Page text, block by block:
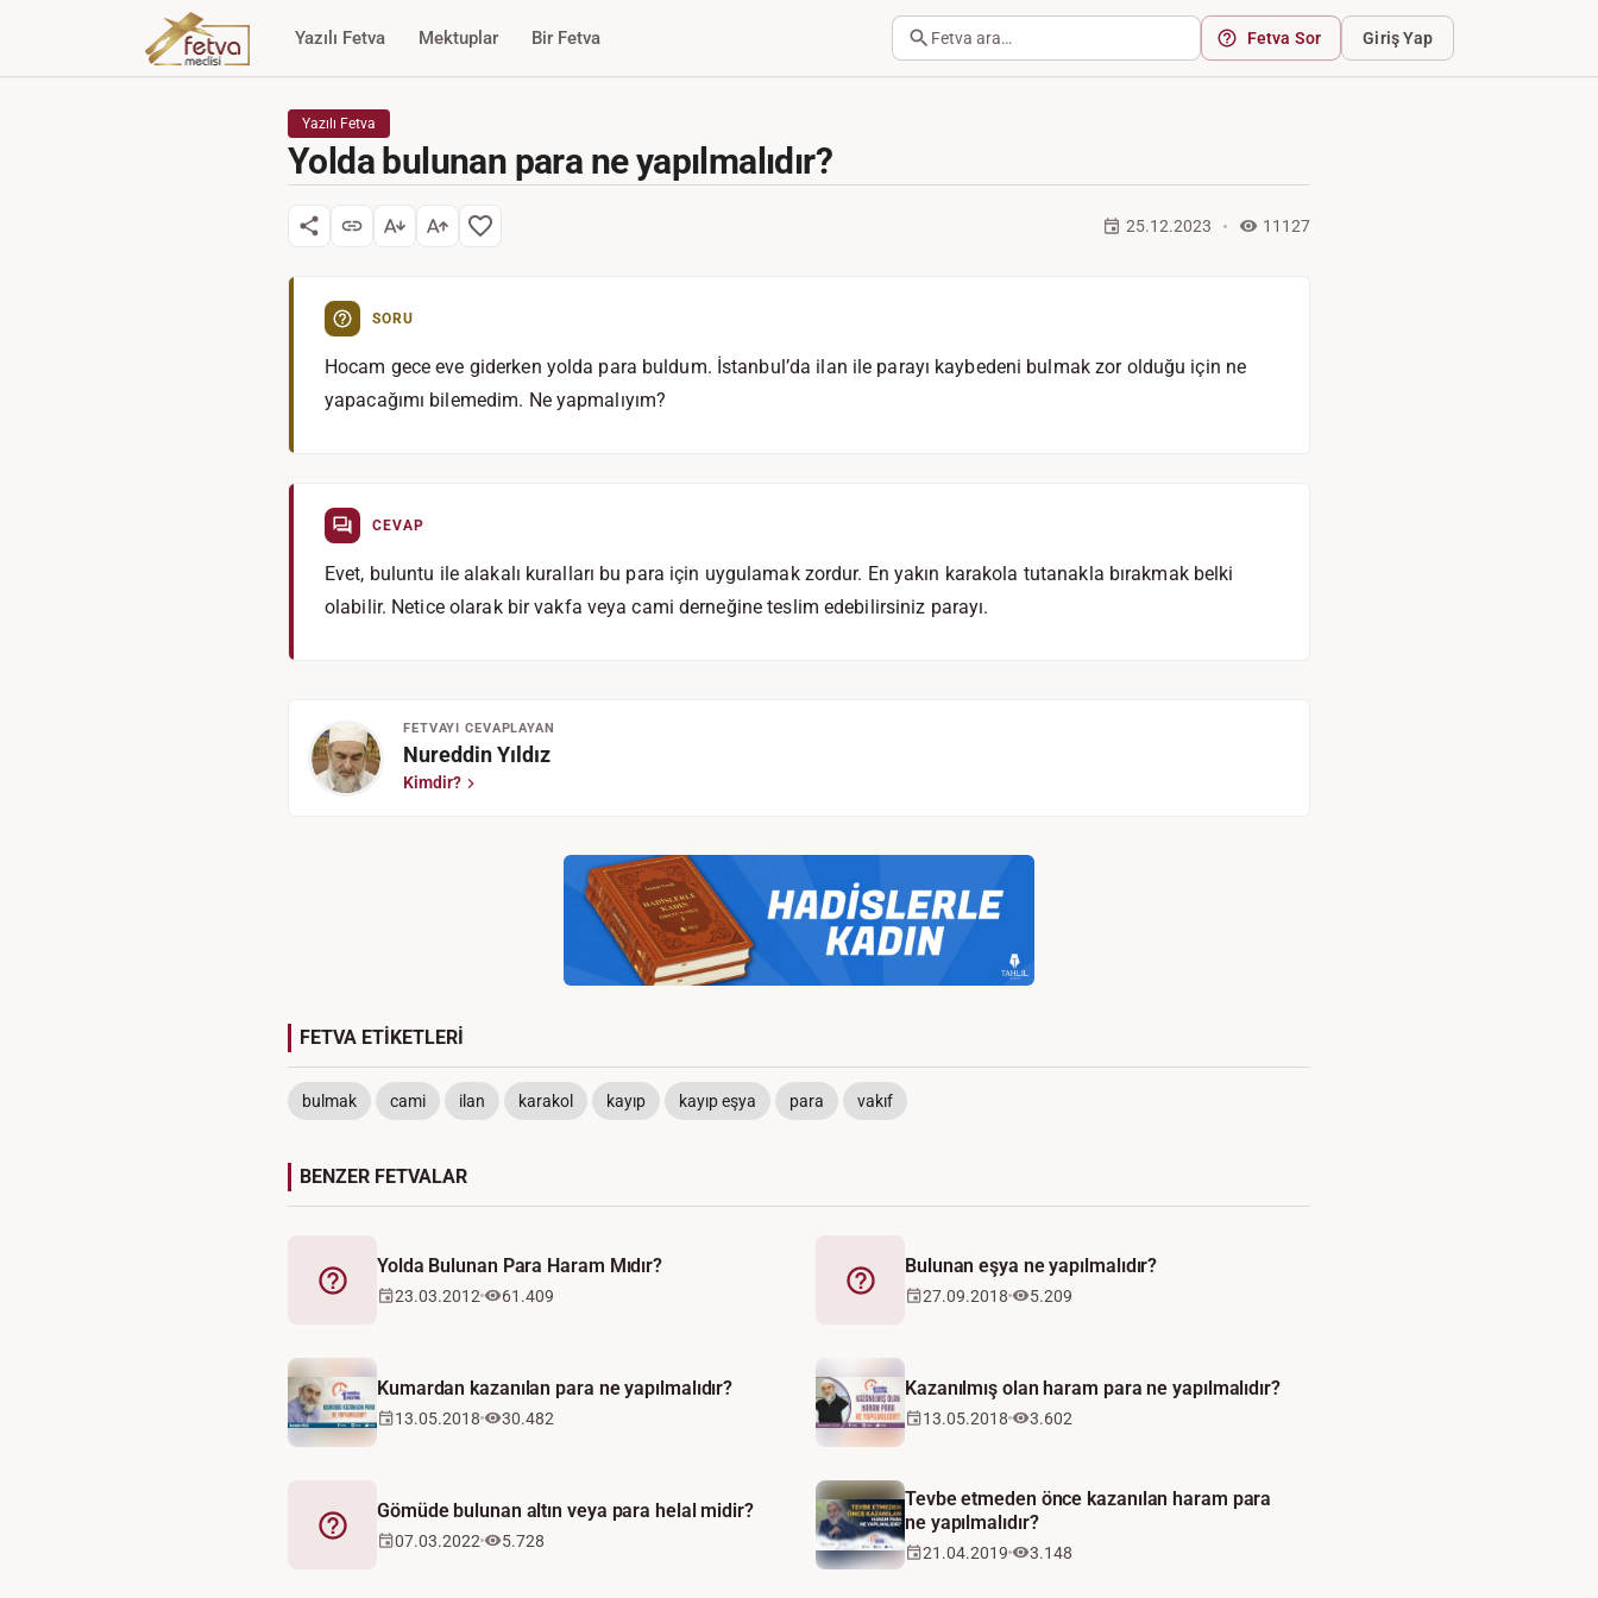
Yazılı Fetva Mektuplar Bir Fetva Fetva ara… Fetva Sor Giriş Yap
Yazılı Fetva
Yolda bulunan para ne yapılmalıdır?
25.12.2023 11127
SORU
Hocam gece eve giderken yolda para buldum. İstanbul’da ilan ile parayı kaybedeni bulmak zor olduğu için ne
yapacağımı bilemedim. Ne yapmalıyım?
CEVAP
Evet, buluntu ile alakalı kuralları bu para için uygulamak zordur. En yakın karakola tutanakla bırakmak belki
olabilir. Netice olarak bir vakfa veya cami derneğine teslim edebilirsiniz parayı.
FETVAYI CEVAPLAYAN
Nureddin Yıldız
Kimdir?
FETVA ETİKETLERİ
bulmak cami ilan karakol kayıp kayıp eşya para vakıf
BENZER FETVALAR
Fetva
Yolda Bulunan Para Haram Mıdır?
23.03.2012 61.409 Fetva
Bulunan eşya ne yapılmalıdır?
27.09.2018 5.209
Kumardan kazanılan para ne yapılmalıdır?
13.05.2018 30.482
Kazanılmış olan haram para ne yapılmalıdır?
13.05.2018 3.602
Fetva
Gömüde bulunan altın veya para helal midir?
07.03.2022 5.728
Tevbe etmeden önce kazanılan haram para
ne yapılmalıdır?
21.04.2019 3.148